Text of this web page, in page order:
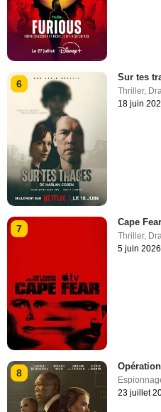
6
Sur tes
Thriller,
18 juin
7
Cape
Thriller,
5 juin
8
23 juillet